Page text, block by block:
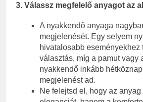
3. Válassz megfelelő anyagot az
A nyakkendő anyaga
megjelenését. Egy selyem
hivatalosabb eseményekhez
választás, míg a pamut vagy
nyakkendő inkább
megjelenést ad.
Ne felejtsd el, hogy az